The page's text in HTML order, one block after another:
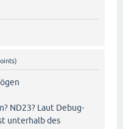
ND23? Laut Debug-
unterhalb des